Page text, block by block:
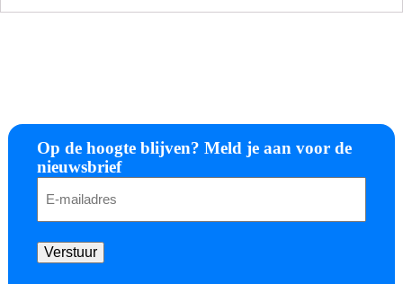
Op de hoogte blijven? Meld je aan voor de
nieuwsbrief
mailadres
Verstuur